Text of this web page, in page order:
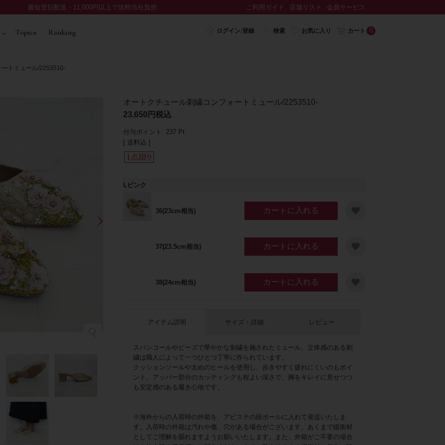
最短翌日配送・11,000円以上で送料当社負担 ご利用ガイド 店舗リスト 会員サービス
Topics Ranking ログイン/登録 検索 お気に入り カート 0
トミュール/2253510-
オートクチュール刺繍コンフォートミュール/2253510-
23,650
税込
付与ポイント: 237 Pt.
送料込
Lピンク
36(23cm相当) カートに入れる
37(23.5cm相当) カートに入れる
38(24cm相当) カートに入れる
アイテム説明
スパンコールやビーズで華やかな刺繍を施されたミュール。立体感のある刺
繍は職人によって一つひとつ丁寧に作られています。
クッションソールや太めのヒールを使用し、歩きやすく疲れにくいのもポイ
ント。アッパー部分のカッティングも程よい深さで、脚をキレイに見せつつ
も安定感のある履き心地です。
※海外からの入荷時の外箱を、アビステの段ボールに入れて発送いたしま
す。入荷時の外箱は汚れや傷、穴がある場合がございます。あくまで緩衝材
としてご理解を賜れますようお願いいたします。また、外箱がご不要の場合
サイズ・詳細 レビュー